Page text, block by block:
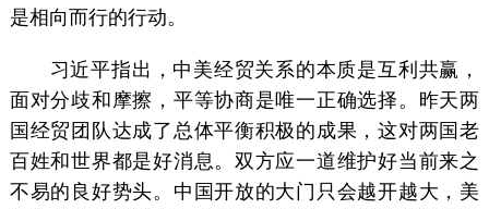
是相向而行的行动。
习近平指出，中美经贸关系的本质是互利共赢，
面对分歧和摩擦，平等协商是唯一正确选择。昨天两
国经贸团队达成了总体平衡积极的成果，这对两国老
百姓和世界都是好消息。双方应一道维护好当前来之
不易的良好势头。中国开放的大门只会越开越大，美